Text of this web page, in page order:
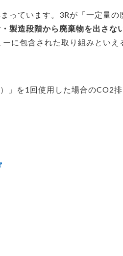
っています。3Rが「一定量の
・製造段階から廃棄物を出さな
に包含された取り組みといえ
」を1回使用した場合のCO2